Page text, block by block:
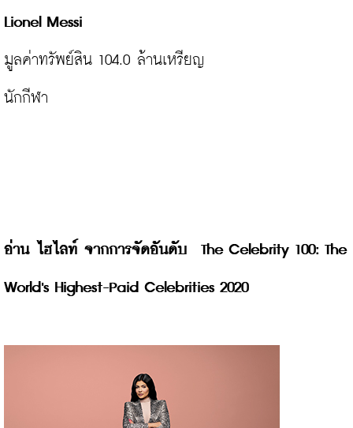
มูลค่าทรัพย์สิน 104.0 ล้านเหรียญ
นักกีฬา
อ่าน ไฮไลท์ จากการจัดอันดับ  The Celebrity 100: The
World's Highest-Paid Celebrities 2020